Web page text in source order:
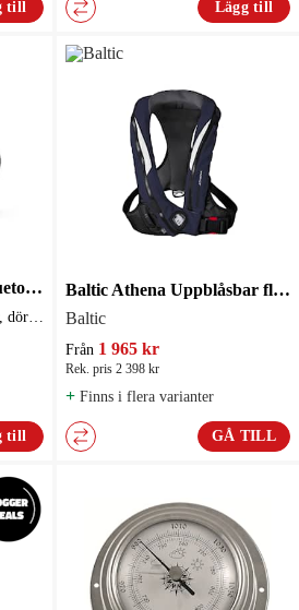
till Lägg till
Northtracker Sensor Bluetooth
Mät luftfuktighet, temperatur, dörröppningar
till
Baltic Athena Uppblåsbar flytväst
Baltic
Från 1 965 kr
Rek. pris 2 398 kr
+ Finns i flera varianter
GÅ TILL